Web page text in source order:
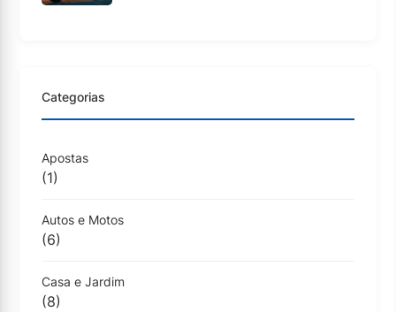
Categorias
Apostas
(1)
Autos e Motos
(6)
Casa e Jardim
(8)